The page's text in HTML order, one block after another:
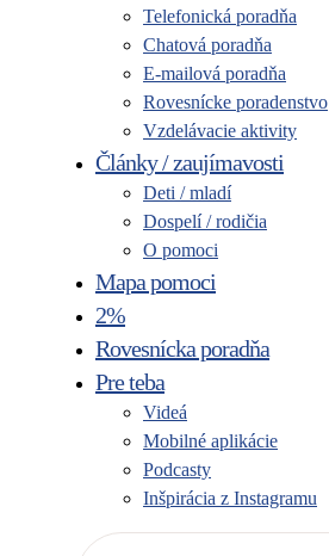
Telefonická poradňa
Chatová poradňa
E-mailová poradňa
Rovesnícke poradenstvo
Vzdelávacie aktivity
Články / zaujímavosti
Deti / mladí
Dospelí / rodičia
O pomoci
Mapa pomoci
2%
Rovesnícka poradňa
Pre teba
Videá
Mobilné aplikácie
Podcasty
Inšpirácia z Instagramu